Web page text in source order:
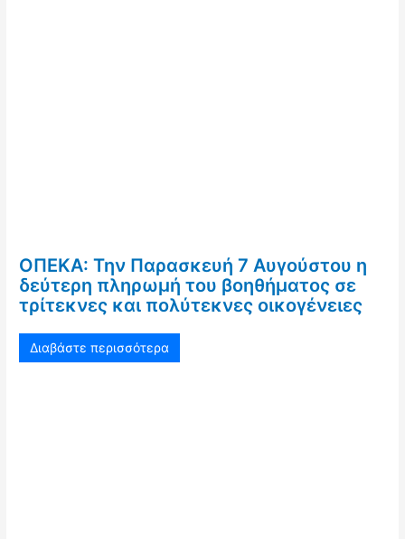
ΟΠΕΚΑ: Την Παρασκευή 7 Αυγούστου η
δεύτερη πληρωμή του βοηθήματος σε
τρίτεκνες και πολύτεκνες οικογένειες
Διαβάστε περισσότερα